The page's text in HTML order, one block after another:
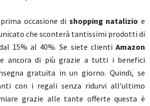
occasione di shopping natalizio e
che sconterà tantissimi prodotti di
15% al 40%. Se siete clienti Amazon
ancora di più grazie a tutti i benefici
gratuita in un giorno. Quindi, se
con i regali senza ridurvi all’ultimo
grazie alle tante offerte questa è